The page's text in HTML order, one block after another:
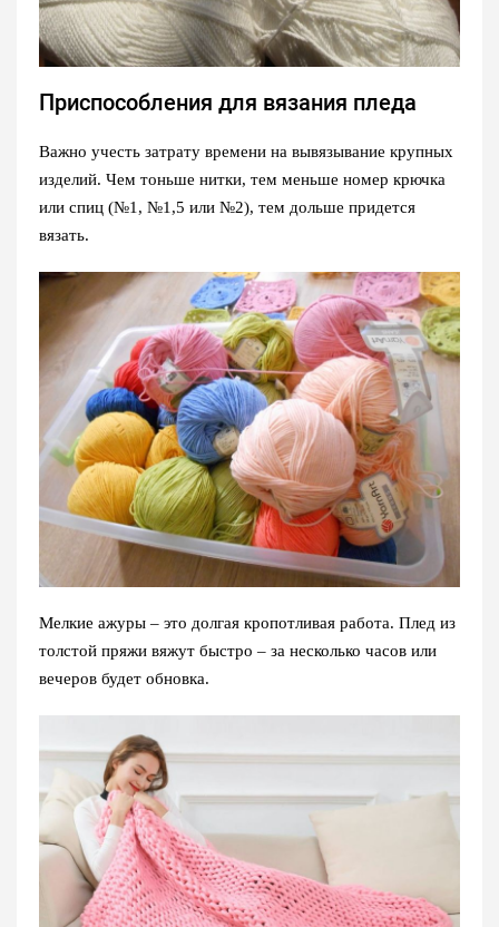
Приспособления для вязания пледа
Важно учесть затрату времени на вывязывание крупных
изделий. Чем тоньше нитки, тем меньше номер крючка
или спиц (№1, №1,5 или №2), тем дольше придется
вязать.
Мелкие ажуры – это долгая кропотливая работа. Плед из
толстой пряжи вяжут быстро – за несколько часов или
вечеров будет обновка.